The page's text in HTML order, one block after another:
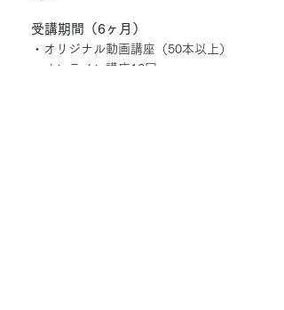
受講期間（6ヶ月）
・オリジナル動画講座（50本以上）
・オンライン講座12回